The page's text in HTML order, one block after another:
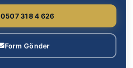
0507 318 4 626
Form Gönder